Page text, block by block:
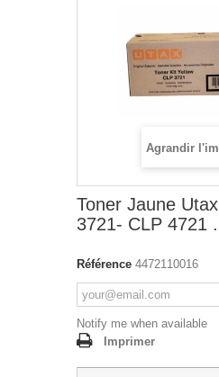
Agrandir
Toner Jaune
3721- CLP 4721
Référence 4472110016
Notify me when available
Imprimer